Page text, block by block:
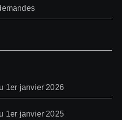
1er janvier 2026
1er janvier 2025